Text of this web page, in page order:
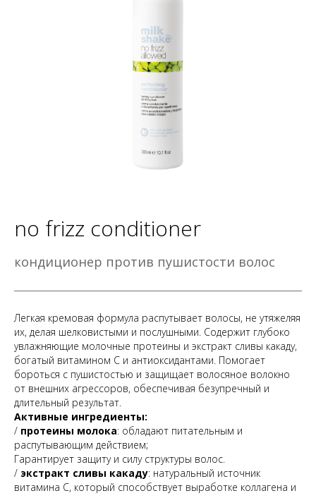
no frizz conditioner
кондиционер против пушистости волос
Легкая кремовая формула распутывает волосы, не утяжеляя
их, делая шелковистыми и послушными. Содержит глубоко
увлажняющие молочные протеины и экстракт сливы какаду,
богатый витамином С и антиоксидантами. Помогает
бороться с пушистостью и защищает волосяное волокно
от внешних агрессоров, обеспечивая безупречный и
длительный результат.
Активные ингредиенты:
/ протеины молока: обладают питательным и
распутывающим действием;
Гарантирует защиту и силу структуры волос.
/ экстракт сливы какаду: натуральный источник
витамина С, который способствует выработке коллагена и